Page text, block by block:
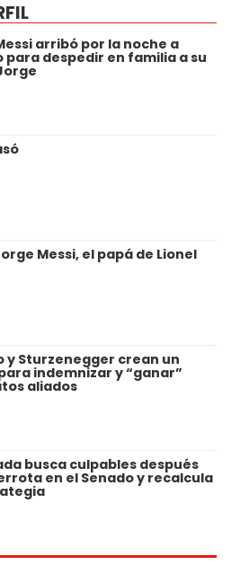
arribó por la noche a
para despedir en familia a su
Messi, el papá de Lionel
y Sturzenegger crean un
indemnizar y “ganar”
aliados
busca culpables después
en el Senado y recalcula